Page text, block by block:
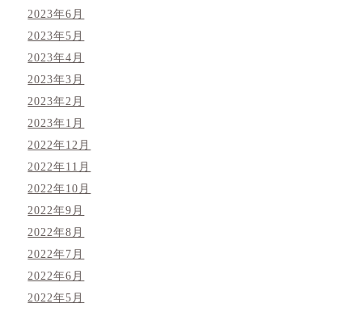
2023年6月
2023年5月
2023年4月
2023年3月
2023年2月
2023年1月
2022年12月
2022年11月
2022年10月
2022年9月
2022年8月
2022年7月
2022年6月
2022年5月